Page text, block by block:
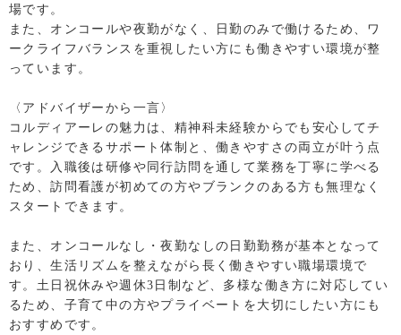
場です。
また、オンコールや夜勤がなく、日勤のみで働けるため、ワ
ークライフバランスを重視したい方にも働きやすい環境が整
っています。
〈アドバイザーから一言〉
コルディアーレの魅力は、精神科未経験からでも安心してチ
ャレンジできるサポート体制と、働きやすさの両立が叶う点
です。入職後は研修や同行訪問を通して業務を丁寧に学べる
ため、訪問看護が初めての方やブランクのある方も無理なく
スタートできます。
また、オンコールなし・夜勤なしの日勤勤務が基本となって
おり、生活リズムを整えながら長く働きやすい職場環境で
す。土日祝休みや週休3日制など、多様な働き方に対応してい
るため、子育て中の方やプライベートを大切にしたい方にも
おすすめです。